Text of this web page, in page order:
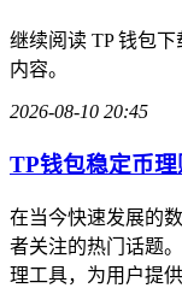
继续阅读 TP 钱包
内容。
2026-08-10 20:45
TP钱包稳定币
在当今快速发展的
者关注的热门话题
理工具，为用户提